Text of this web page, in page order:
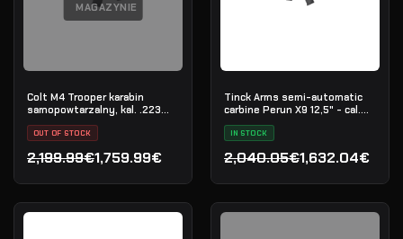
MAGAZYNIE
Colt M4 Trooper karabin
samopowtarzalny, kal. .223
Rem
OUT OF STOCK
2,199.99€
Pierwotna cena wynosiła: 2,199.99€.
1,759.99€
Aktualna cena wynosi: 1,759.99€.
Tinck Arms semi-automatic
carbine Perun X9 12,5" - cal.
9x19mm
IN STOCK
2,040.05€
Pierwotna cena
1,632.04€
Aktualna cena wynosi: